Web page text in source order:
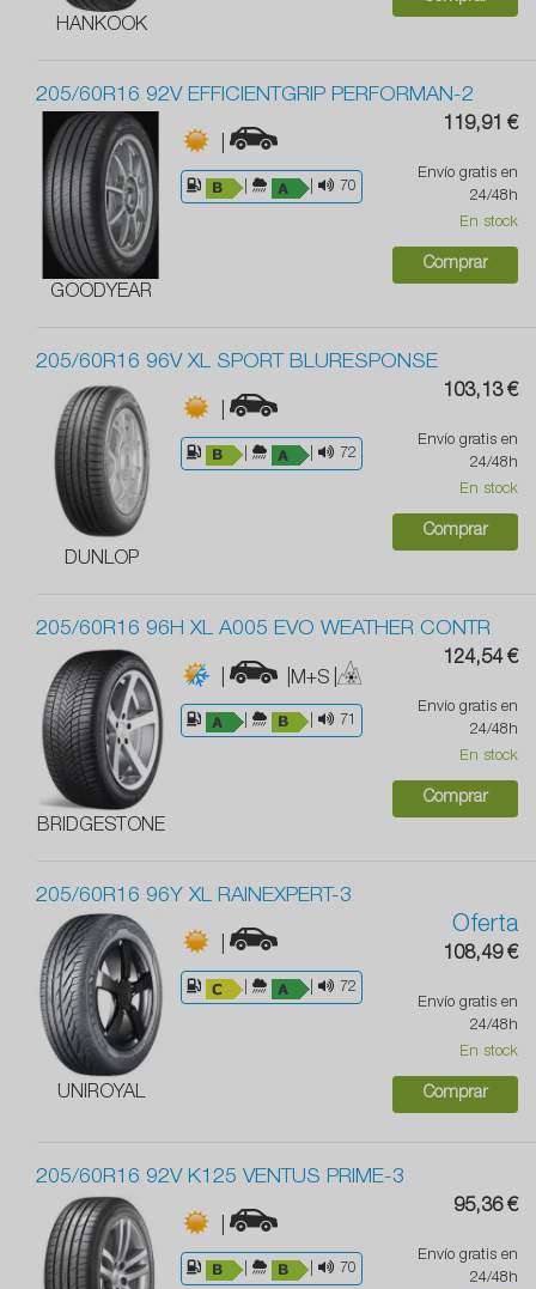
HANKOOK
205/60R16 92V EFFICIENTGRIP PERFORMAN-2
GOODYEAR
|
70
119,91 €
Envío gratis en
24/48h
En stock
Comprar
205/60R16 96V XL SPORT BLURESPONSE
DUNLOP
|
72
103,13 €
Envío gratis en
24/48h
En stock
Comprar
205/60R16 96H XL A005 EVO WEATHER CONTR
BRIDGESTONE
| |M+S |
71
124,54 €
Envío gratis en
24/48h
En stock
Comprar
205/60R16 96Y XL RAINEXPERT-3
UNIROYAL
|
72
Oferta
108,49 €
Envío gratis en
24/48h
En stock
Comprar
205/60R16 92V K125 VENTUS PRIME-3
|
70
95,36 €
Envío gratis en
24/48h